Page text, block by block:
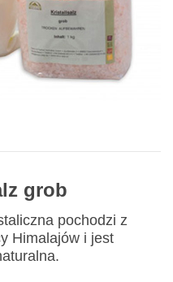
grob
pochodzi z
Himalajów i jest